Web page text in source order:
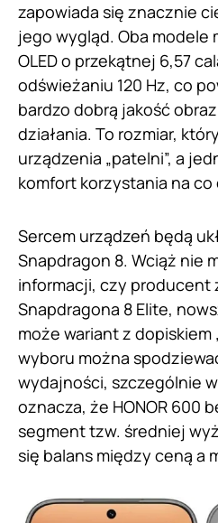
zapowiada się znacznie
jego wygląd. Oba modele
OLED o przekątnej 6,57
odświeżaniu 120 Hz, co
bardzo dobrą jakość
działania. To rozmiar,
urządzenia „patelni”, a
komfort korzystania na co
Sercem urządzeń będą
Snapdragon 8. Wciąż nie
informacji, czy producent
Snapdragona 8 Elite,
może wariant z dopiskiem
wyboru można
wydajności, szczególnie
oznacza, że HONOR 600
segment tzw. średniej
się balans między ceną a